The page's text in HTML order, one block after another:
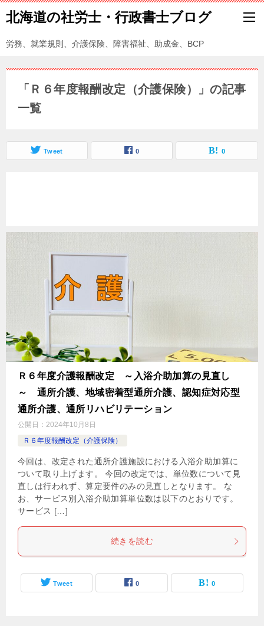
北海道の社労士・行政書士ブログ
労務、就業規則、介護保険、障害福祉、助成金、BCP
「Ｒ６年度報酬改定（介護保険）」の記事
一覧
Tweet 0 0
Ｒ６年度介護報酬改定 ～入浴介助加算の見直し
～ 通所介護、地域密着型通所介護、認知症対応型
通所介護、通所リハビリテーション
公開日： 2024年10月8日
Ｒ６年度報酬改定（介護保険）
今回は、改定された通所介護施設における入浴介助加算に
ついて取り上げます。 今回の改定では、単位数について見
直しは行われず、算定要件のみの見直しとなります。 な
お、サービス別入浴介助加算単位数は以下のとおりです。
サービス […]
続きを読む
Tweet 0 0